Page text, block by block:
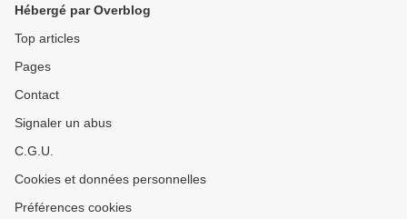
Hébergé par Overblog
Top articles
Pages
Contact
Signaler un abus
C.G.U.
Cookies et données personnelles
Préférences cookies